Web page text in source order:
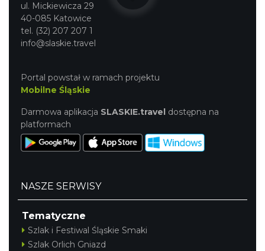
ul. Mickiewicza 29
40-085 Katowice
tel. (32) 207 207 1
info@slaskie.travel
Portal powstał w ramach projektu
Mobilne Śląskie
Darmowa aplikacja SLASKIE.travel dostępna na
platformach
NASZE SERWISY
Tematyczne
Szlak i Festiwal Śląskie Smaki
Szlak Orlich Gniazd